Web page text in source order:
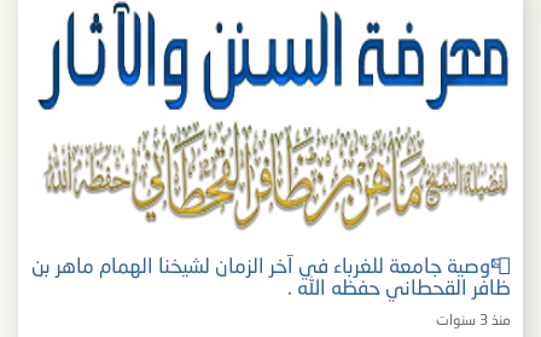
📮وصية جامعة للغرباء في آخر الزمان لشيخنا الهمام ماهر بن
ظافر القحطاني حفظه الله .
منذ 3 سنوات